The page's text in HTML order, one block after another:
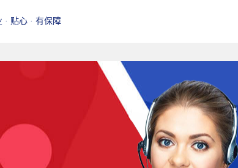
· 贴心 · 有保障